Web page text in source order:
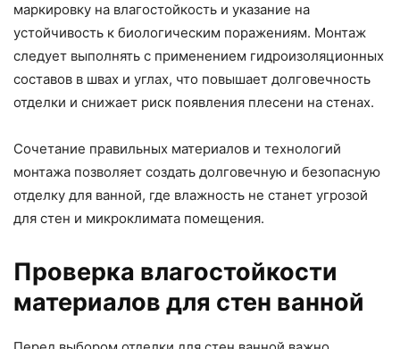
маркировку на влагостойкость и указание на
устойчивость к биологическим поражениям. Монтаж
следует выполнять с применением гидроизоляционных
составов в швах и углах, что повышает долговечность
отделки и снижает риск появления плесени на стенах.
Сочетание правильных материалов и технологий
монтажа позволяет создать долговечную и безопасную
отделку для ванной, где влажность не станет угрозой
для стен и микроклимата помещения.
Проверка влагостойкости
материалов для стен ванной